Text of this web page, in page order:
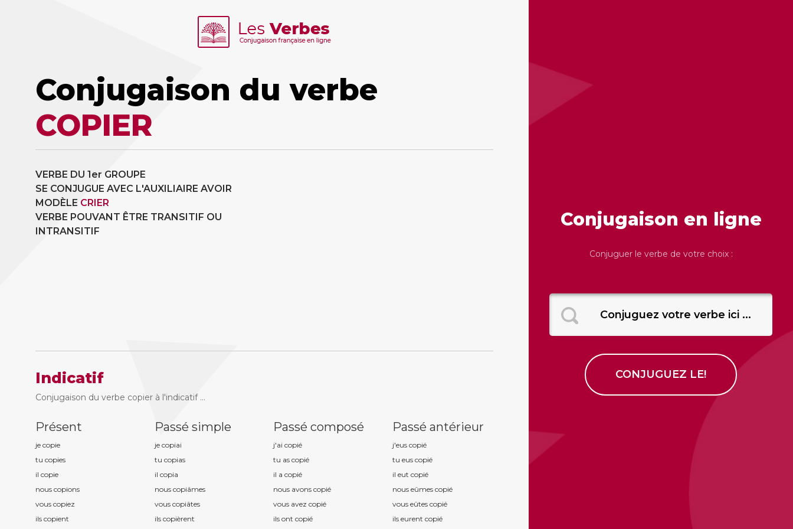
Conjugaison du verbe
COPIER
VERBE DU 1er GROUPE
SE CONJUGUE AVEC L'AUXILIAIRE AVOIR
MODÈLE CRIER
VERBE POUVANT ÊTRE TRANSITIF OU
INTRANSITIF
Indicatif
Conjugaison du verbe copier à l'indicatif ...
Présent
je copie
tu copies
il copie
nous copions
vous copiez
ils copient
Passé simple
je copiai
tu copias
il copia
nous copiâmes
vous copiâtes
ils copièrent
Passé composé
j'ai copié
tu as copié
il a copié
nous avons copié
vous avez copié
ils ont copié
Passé antérieur
j'eus copié
tu eus copié
il eut copié
nous eûmes copié
vous eûtes copié
ils eurent copié
Conjugaison en ligne
Conjuguer le verbe de votre choix :